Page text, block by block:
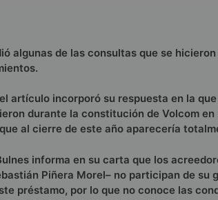
algunas de las consultas que se
artículo incorporó su respuesta en la
durante la constitución de Volcom
al cierre de este año aparecería
informa en su carta que los
Piñera Morel­­­– no participan de su
préstamo, por lo que no conoce las